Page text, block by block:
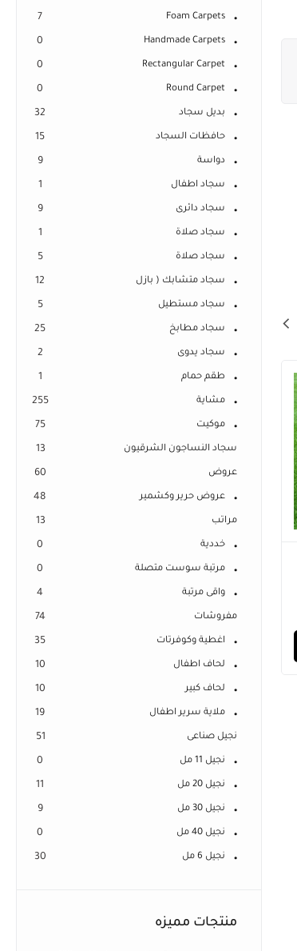
Foam Carpets
7
Handmade Carpets
0
Rectangular Carpet
0
Round Carpet
0
بديل سجاد 32
حافظات السجاد 15
دواسة 9
سجاد اطفال 1
سجاد دائرى 9
سجاد صلاة 1
سجاد صلاة 5
سجاد متشابك ( بازل 12
سجاد مستطيل 5
سجاد مطابخ 25
سجاد يدوى 2
طقم حمام 1
مشاية 255
موكيت 75
سجاد النساجون الشرقيون 13
عروض 60
عروض حرير وكشمير 48
مراتب 13
خددية 0
مرتبة سوست متصلة 0
واقى مرتبة 4
مفروشات 74
اغطية وكوفرتات 35
لحاف اطفال 10
لحاف كبير 10
ملاية سرير اطفال 19
نجيل صناعى 51
نجيل 11 مل 0
نجيل 20 مل 11
نجيل 30 مل 9
نجيل 40 مل 0
نجيل 6 مل 30
منتجات مميزه